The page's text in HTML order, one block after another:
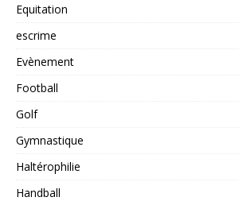
Equitation
escrime
Evènement
Football
Golf
Gymnastique
Haltérophilie
Handball